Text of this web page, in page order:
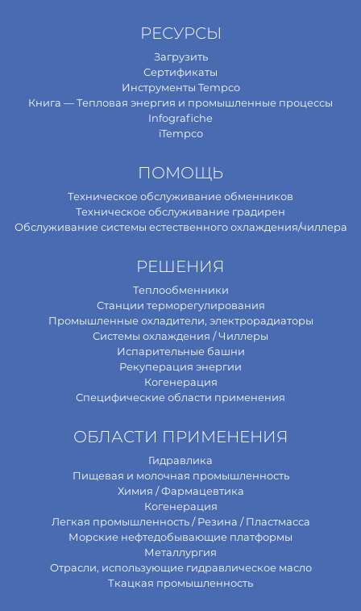
РЕСУРСЫ
Загрузить
Сертификаты
Инструменты Tempco
Книга — Тепловая энергия и промышленные процессы
Infografiche
iTempco
ПОМОЩЬ
Техническое обслуживание обменников
Техническое обслуживание градирен
Обслуживание системы естественного охлаждения/чиллера
РЕШЕНИЯ
Теплообменники
Станции терморегулирования
Промышленные охладители, электрорадиаторы
Системы охлаждения / Чиллеры
Испарительные башни
Рекуперация энергии
Когенерация
Специфические области применения
ОБЛАСТИ ПРИМЕНЕНИЯ
Гидравлика
Пищевая и молочная промышленность
Химия / Фармацевтика
Когенерация
Легкая промышленность / Резина / Пластмасса
Морские нефтедобывающие платформы
Металлургия
Отрасли, использующие гидравлическое масло
Ткацкая промышленность